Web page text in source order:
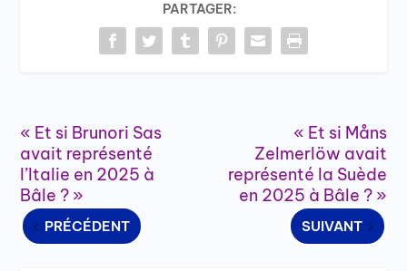
PARTAGER:
« Et si Brunori Sas
avait représenté
l’Italie en 2025 à
Bâle ? »
PRÉCÉDENT
« Et si Måns
Zelmerlöw avait
représenté la Suède
en 2025 à Bâle ? »
SUIVANT